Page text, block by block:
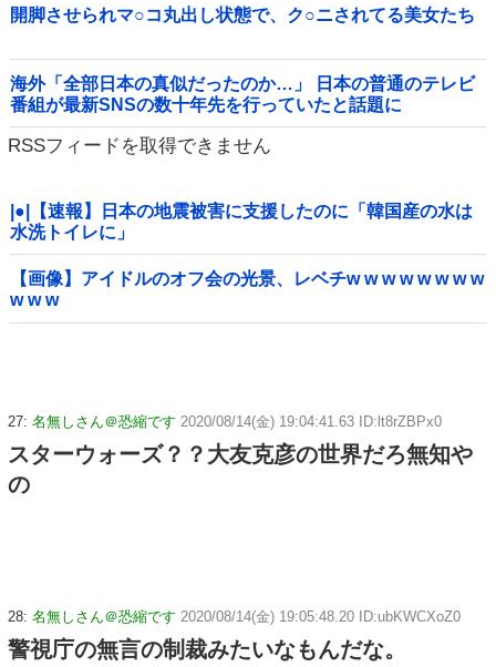
開脚させられマ○コ丸出し状態で、ク○ニされてる美女たち
海外「全部日本の真似だったのか…」 日本の普通のテレビ
番組が最新SNSの数十年先を行っていたと話題に
RSSフィードを取得できません
|●|【速報】日本の地震被害に支援したのに「韓国産の水は
水洗トイレに」
【画像】アイドルのオフ会の光景、レベチw w w w w w w w
w w w
27: 名無しさん＠恐縮です 2020/08/14(金) 19:04:41.63 ID:lt8rZBPx0
スターウォーズ？？大友克彦の世界だろ無知や
の
28: 名無しさん＠恐縮です 2020/08/14(金) 19:05:48.20 ID:ubKWCXoZ0
警視庁の無言の制裁みたいなもんだな。